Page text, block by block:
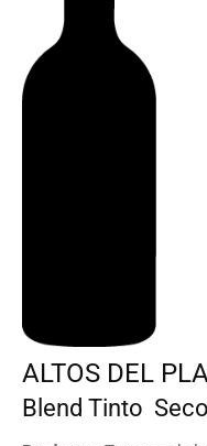
ALTOS DEL
Blend Tinto Seco